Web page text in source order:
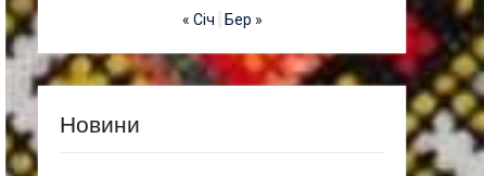
« Січ Бер »
Новини